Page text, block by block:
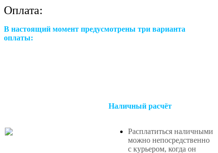
Оплата:
В настоящий момент предусмотрены три варианта
оплаты:
Наличный расчёт
Расплатиться наличными
можно непосредственно
с курьером, когда он